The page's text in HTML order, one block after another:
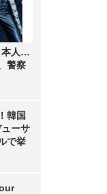
本人…
警察
韓国
ーサ
で挙